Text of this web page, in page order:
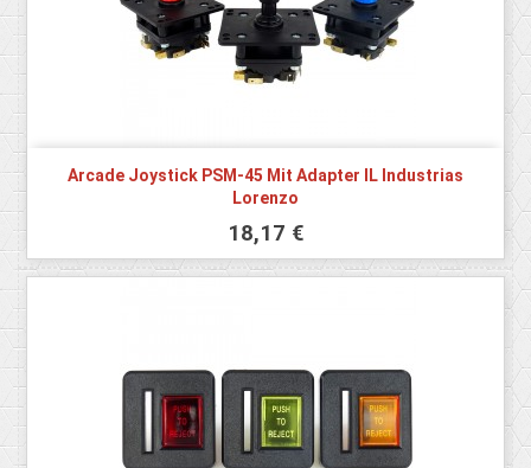
Arcade Joystick PSM-45 Mit Adapter IL Industrias
Lorenzo
18,17 €